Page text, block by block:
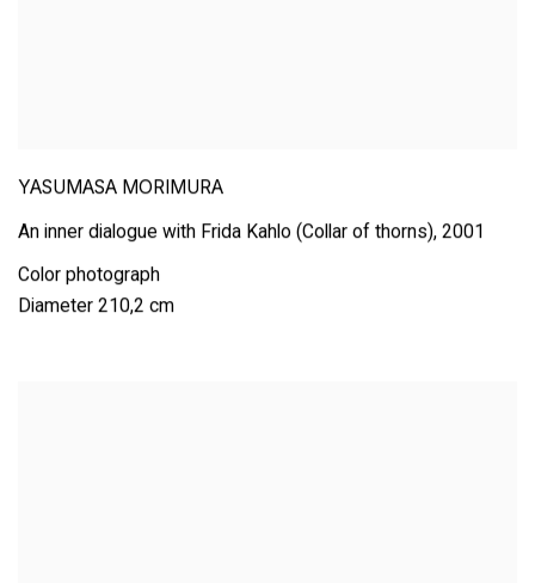
YASUMASA MORIMURA
An inner dialogue with Frida Kahlo (Collar of thorns), 2001
Color photograph
Diameter 210,2 cm